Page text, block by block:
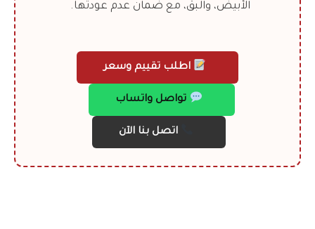
الأبيض، والبق، مع ضمان عدم عودتها.
اطلب تقييم وسعر
تواصل واتساب
اتصل بنا الآن